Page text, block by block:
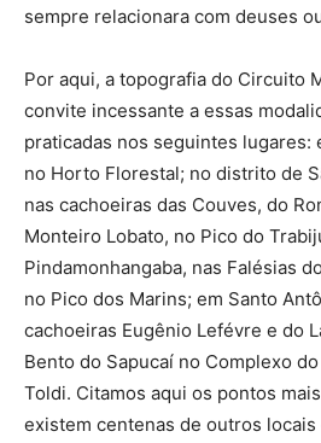
sempre relacionara com deuses
Por aqui, a topografia do Circuito
convite incessante a essas
praticadas nos seguintes lugares:
no Horto Florestal; no distrito de
nas cachoeiras das Couves, do
Monteiro Lobato, no Pico do
Pindamonhangaba, nas Falésias
no Pico dos Marins; em Santo
cachoeiras Eugênio Lefévre e do
Bento do Sapucaí no Complexo
Toldi. Citamos aqui os pontos
existem centenas de outros locais